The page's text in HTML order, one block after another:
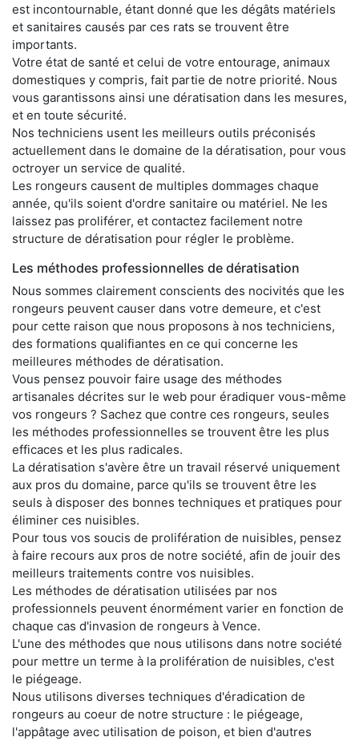
est incontournable, étant donné que les dégâts matériels
et sanitaires causés par ces rats se trouvent être
importants.
Votre état de santé et celui de votre entourage, animaux
domestiques y compris, fait partie de notre priorité. Nous
vous garantissons ainsi une dératisation dans les mesures,
et en toute sécurité.
Nos techniciens usent les meilleurs outils préconisés
actuellement dans le domaine de la dératisation, pour vous
octroyer un service de qualité.
Les rongeurs causent de multiples dommages chaque
année, qu'ils soient d'ordre sanitaire ou matériel. Ne les
laissez pas proliférer, et contactez facilement notre
structure de dératisation pour régler le problème.
Les méthodes professionnelles de dératisation
Nous sommes clairement conscients des nocivités que les
rongeurs peuvent causer dans votre demeure, et c'est
pour cette raison que nous proposons à nos techniciens,
des formations qualifiantes en ce qui concerne les
meilleures méthodes de dératisation.
Vous pensez pouvoir faire usage des méthodes
artisanales décrites sur le web pour éradiquer vous-même
vos rongeurs ? Sachez que contre ces rongeurs, seules
les méthodes professionnelles se trouvent être les plus
efficaces et les plus radicales.
La dératisation s'avère être un travail réservé uniquement
aux pros du domaine, parce qu'ils se trouvent être les
seuls à disposer des bonnes techniques et pratiques pour
éliminer ces nuisibles.
Pour tous vos soucis de prolifération de nuisibles, pensez
à faire recours aux pros de notre société, afin de jouir des
meilleurs traitements contre vos nuisibles.
Les méthodes de dératisation utilisées par nos
professionnels peuvent énormément varier en fonction de
chaque cas d'invasion de rongeurs à Vence.
L'une des méthodes que nous utilisons dans notre société
pour mettre un terme à la prolifération de nuisibles, c'est
le piégeage.
Nous utilisons diverses techniques d'éradication de
rongeurs au coeur de notre structure : le piégeage,
l'appâtage avec utilisation de poison, et bien d'autres